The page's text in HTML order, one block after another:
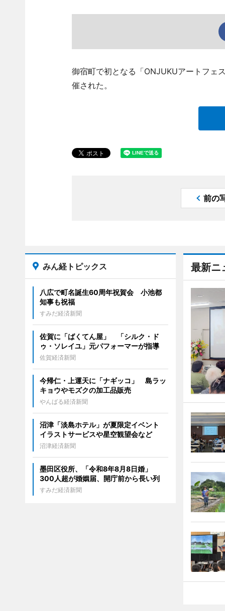
御宿町で初となる「ONJUKUアートフェ
催された。
前の
最新ニ
みん経トピックス
八広で町名誕生60周年祝賀会 小池都
知事も祝福
すみだ経済新聞
佐賀に「ばくてん屋」 「シルク・ド
ゥ・ソレイユ」元パフォーマーが指導
佐賀経済新聞
今帰仁・上運天に「ナギッコ」 島ラッ
キョウやモズクの加工品販売
やんばる経済新聞
沼津「淡島ホテル」が夏限定イベント
イラストサービスや星空観望会など
沼津経済新聞
墨田区役所、「令和8年8月8日婚」
300人超が婚姻届、開庁前から長い列
すみだ経済新聞